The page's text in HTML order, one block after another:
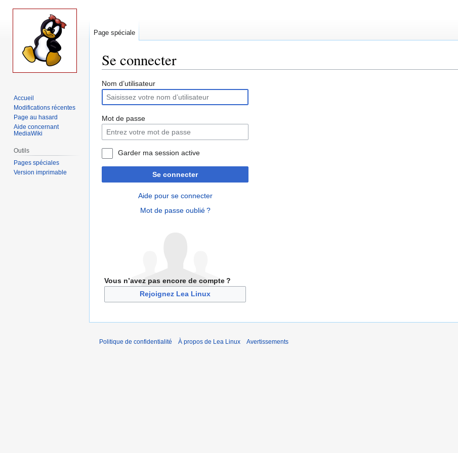
Se connecter
Aller
la
navigation
Aller
la
recherche
Nom d’utilisateur
Mot de passe
Garder ma session active
Se connecter
Aide pour se connecter
Mot de passe oublié ?
Vous n’avez pas encore de compte ?
Rejoignez Lea Linux
Page spéciale
Accueil
Modifications récentes
Page au hasard
Aide concernant
MediaWiki
Outils
Pages spéciales
Version imprimable
Politique de confidentialité À propos de Lea Linux Avertissements